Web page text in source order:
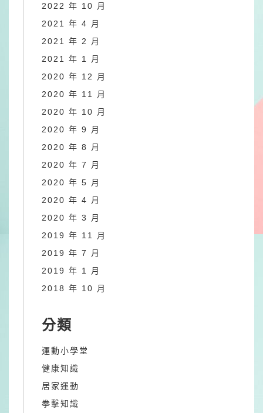
2022 年 10 月
2021 年 4 月
2021 年 2 月
2021 年 1 月
2020 年 12 月
2020 年 11 月
2020 年 10 月
2020 年 9 月
2020 年 8 月
2020 年 7 月
2020 年 5 月
2020 年 4 月
2020 年 3 月
2019 年 11 月
2019 年 7 月
2019 年 1 月
2018 年 10 月
分類
運動小學堂
健康知識
居家運動
拳擊知識